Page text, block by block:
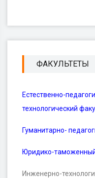
ФАКУЛЬТЕТЫ
Естественно-
технологический
Гуманитарно-
Юридико-
Инженерно-